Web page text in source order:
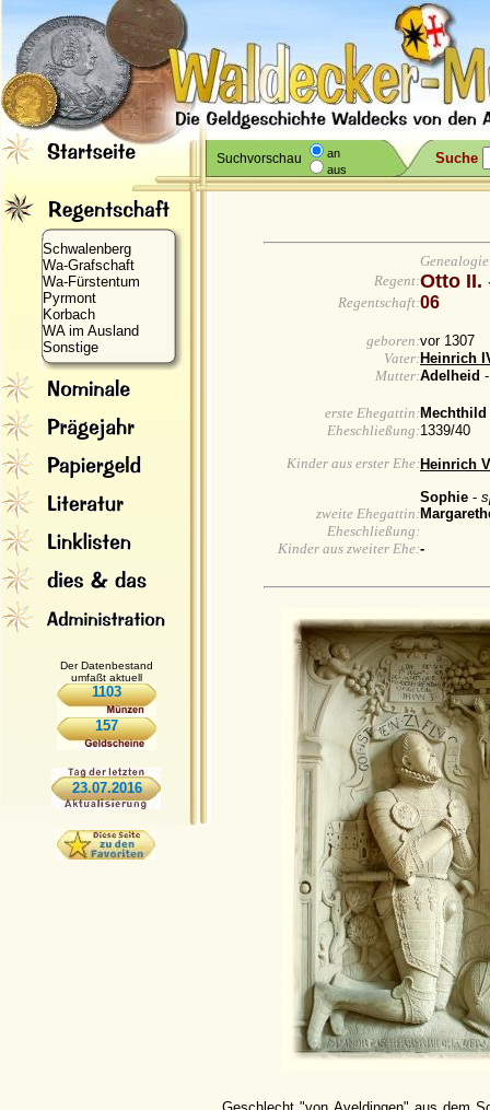
Suchvorschau
an
aus
Suche
Schwalenberg
Wa-Grafschaft
Wa-Fürstentum
Pyrmont
Korbach
WA im Ausland
Sonstige
Der Datenbestand
umfaßt aktuell
1103
157
23.07.2016
Regent:Otto II.
Regentschaft:06
geboren:vor 1307
Vater: Heinrich
Mutter:Adelheid -
erste Ehegattin: Mechthild
Eheschließung:1339/40
Kinder aus erster Ehe: Heinrich
Sophie -
zweite Ehegattin:
Eheschließung:
Kinder aus zweiter Ehe:-